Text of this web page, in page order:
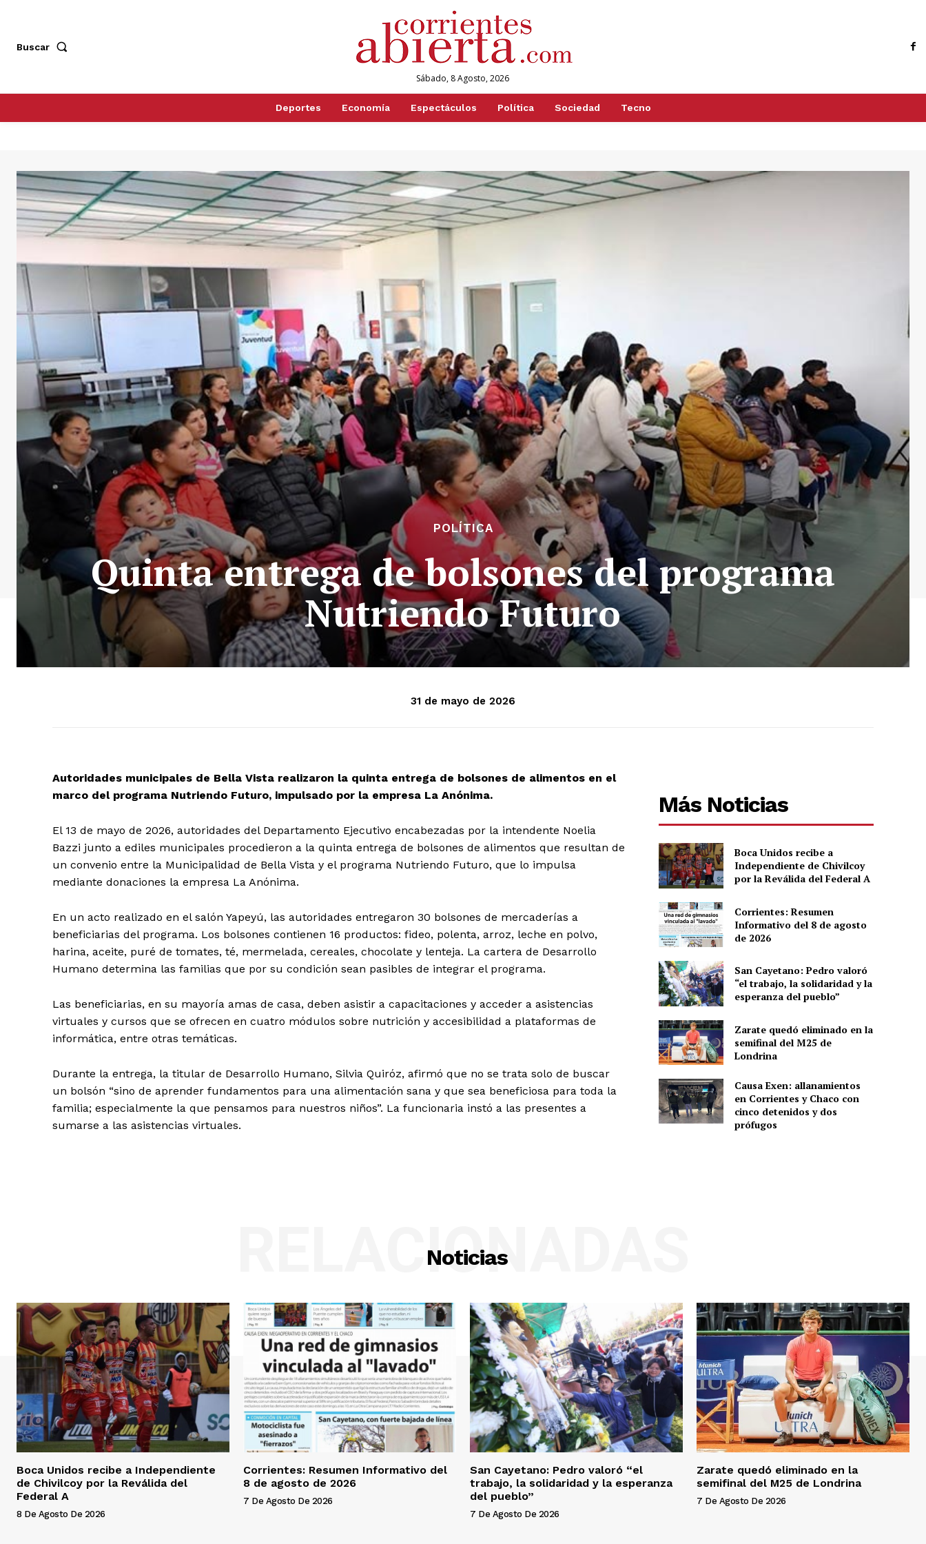
Buscar
Sábado, 8 Agosto, 2026
Deportes Economía Espectáculos Política Sociedad Tecno
POLÍTICA
Quinta entrega de bolsones del programa
Nutriendo Futuro
31 de mayo de 2026
Autoridades municipales de Bella Vista realizaron la quinta entrega de bolsones de alimentos en el
marco del programa Nutriendo Futuro, impulsado por la empresa La Anónima.
El 13 de mayo de 2026, autoridades del Departamento Ejecutivo encabezadas por la intendente Noelia
Bazzi junto a ediles municipales procedieron a la quinta entrega de bolsones de alimentos que resultan de
un convenio entre la Municipalidad de Bella Vista y el programa Nutriendo Futuro, que lo impulsa
mediante donaciones la empresa La Anónima.
En un acto realizado en el salón Yapeyú, las autoridades entregaron 30 bolsones de mercaderías a
beneficiarias del programa. Los bolsones contienen 16 productos: fideo, polenta, arroz, leche en polvo,
harina, aceite, puré de tomates, té, mermelada, cereales, chocolate y lenteja. La cartera de Desarrollo
Humano determina las familias que por su condición sean pasibles de integrar el programa.
Las beneficiarias, en su mayoría amas de casa, deben asistir a capacitaciones y acceder a asistencias
virtuales y cursos que se ofrecen en cuatro módulos sobre nutrición y accesibilidad a plataformas de
informática, entre otras temáticas.
Durante la entrega, la titular de Desarrollo Humano, Silvia Quiróz, afirmó que no se trata solo de buscar
un bolsón “sino de aprender fundamentos para una alimentación sana y que sea beneficiosa para toda la
familia; especialmente la que pensamos para nuestros niños”. La funcionaria instó a las presentes a
sumarse a las asistencias virtuales.
Más Noticias
Boca Unidos recibe a
Independiente de Chivilcoy
por la Reválida del Federal A
Corrientes: Resumen
Informativo del 8 de agosto
de 2026
San Cayetano: Pedro valoró
“el trabajo, la solidaridad y la
esperanza del pueblo”
Zarate quedó eliminado en la
semifinal del M25 de
Londrina
Causa Exen: allanamientos
en Corrientes y Chaco con
cinco detenidos y dos
prófugos
Noticias
RELACIONADAS
Boca Unidos recibe a Independiente
de Chivilcoy por la Reválida del
Federal A
8 De Agosto De 2026
Corrientes: Resumen Informativo del
8 de agosto de 2026
7 De Agosto De 2026
San Cayetano: Pedro valoró “el
trabajo, la solidaridad y la esperanza
del pueblo”
7 De Agosto De 2026
Zarate quedó eliminado en la
semifinal del M25 de Londrina
7 De Agosto De 2026